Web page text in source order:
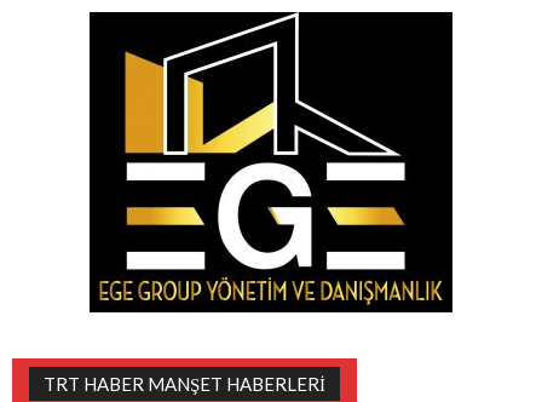
TRT HABER MANŞET HABERLERI